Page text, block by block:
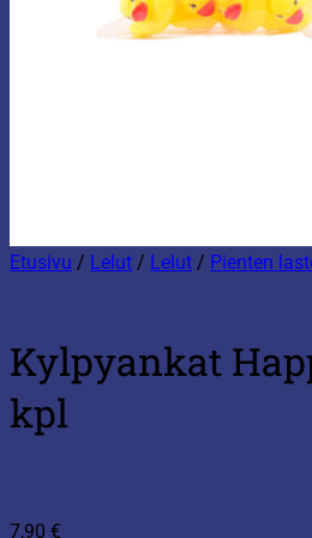
Etusivu / Lelut / Lelut / Pienten
Kylpyankat
kpl
7,90 €